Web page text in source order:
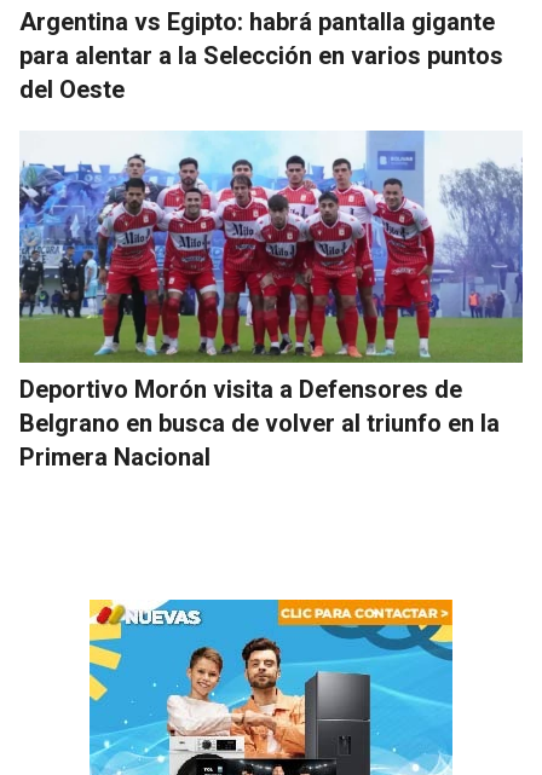
Argentina vs Egipto: habrá pantalla gigante
para alentar a la Selección en varios puntos
del Oeste
Deportivo Morón visita a Defensores de
Belgrano en busca de volver al triunfo en la
Primera Nacional